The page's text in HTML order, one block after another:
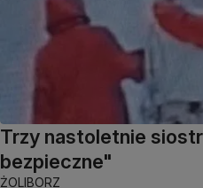
Trzy nastoletnie
bezpieczne"
ŻOLIBORZ